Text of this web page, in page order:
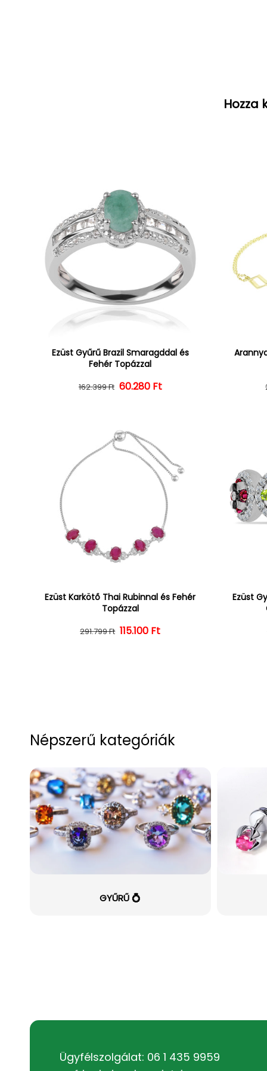
Hozza
Ezüst Gyűrű Brazil Smaragddal és
Fehér Topázzal
Normál ár
162.399 Ft Kedvezményes ár
60.280 Ft
Ezüst Karkötő Thai Rubinnal és Fehér
Topázzal
Normál ár
291.799 Ft Kedvezményes ár
115.100 Ft
Ezüst
Népszerű kategóriák
GYŰRŰ 💍
Ügyfélszolgálat: 06 1 435 9959